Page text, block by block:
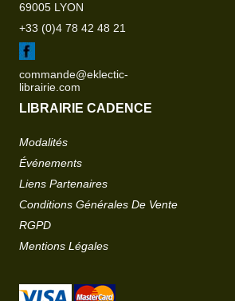
69005 LYON
+33 (0)4 78 42 48 21
commande@eklectic-
librairie.com
LIBRAIRIE CADENCE
Modalités
Événements
Liens Partenaires
Conditions Générales De Vente
RGPD
Mentions Légales